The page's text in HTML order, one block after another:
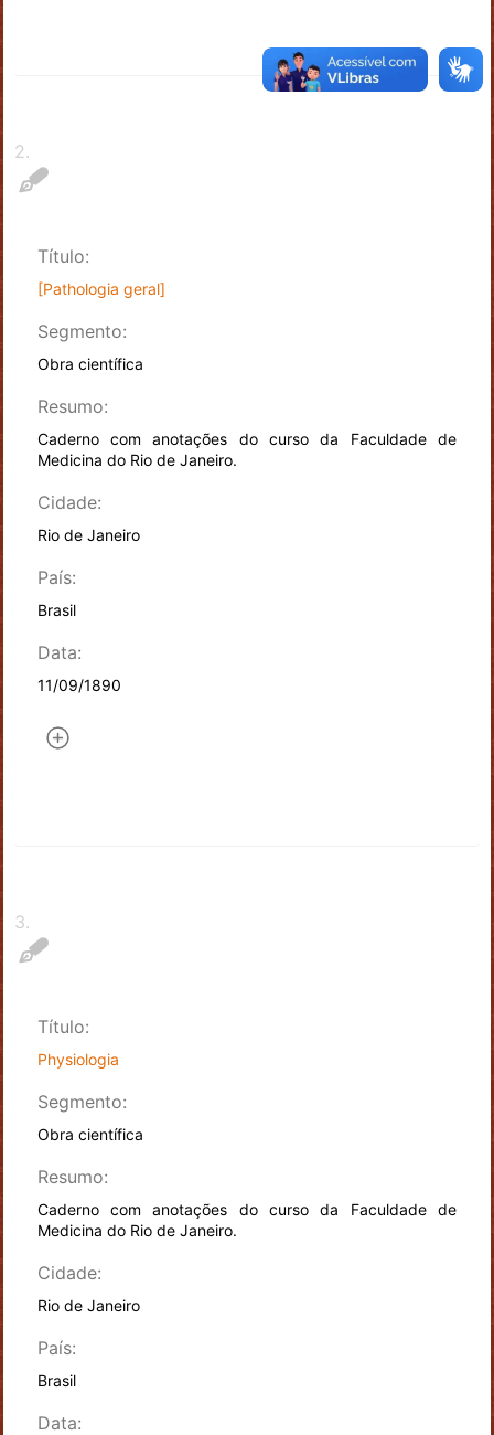
2 .
Título:
[Pathologia geral]
Segmento:
Obra científica
Resumo:
Caderno com anotações do curso da Faculdade de
Medicina do Rio de Janeiro.
Cidade:
Rio de Janeiro
País:
Brasil
Data:
11/09/1890
3.
Título:
Physiologia
Segmento:
Obra científica
Resumo:
Caderno com anotações do curso da Faculdade de
Medicina do Rio de Janeiro.
Cidade:
Rio de Janeiro
País:
Brasil
Data: